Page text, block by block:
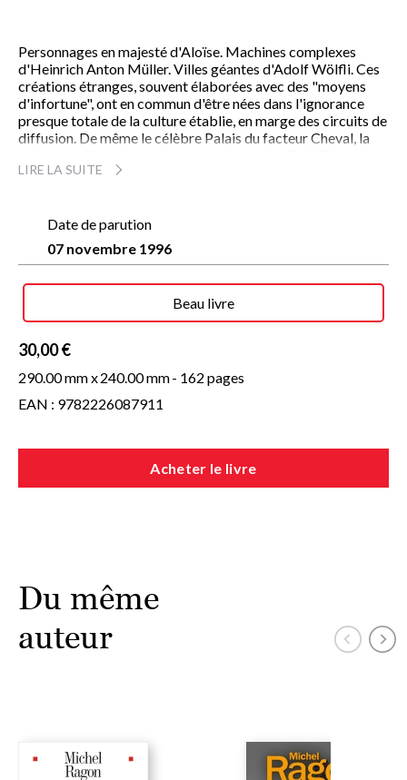
Personnages en majesté d'Aloïse. Machines complexes
d'Heinrich Anton Müller. Villes géantes d'Adolf Wölfli. Ces
créations étranges, souvent élaborées avec des "moyens
d'infortune", ont en commun d'être nées dans l'ignorance
presque totale de la culture établie, en marge des circuits de
diffusion. De même le célèbre Palais du facteur Cheval, la
sculptures du mystique Podesta ou les dessins du tonnelier
formule de Dubuffet qui les trouvait a interloquantes", ces
oeuvres fascinent aujourd'hui un nombre croissant
d'amateurs, de collectionneurs et d'artistes.
témoin privilégié des aventures et mésaventures de cet art
populaire auxquelles fut incidemment mêlé le grand artiste
Gaston Chaissac. AvecDu côté de l'Art brut, qui regroupe un
choix exceptionnel de ces oeuvres souvent méconnues, et
pour certaines inédites ou détruites, il nous conte l'histoire
hors normes de ces créateurs qui semblent nier l'Art, au sens
propre du terme, mais qui en réalité, le subliment.
LIRE LA SUITE
Date de parution
07 novembre 1996
Beau livre
30,00 €
290.00 mm x240.00 mm- 162 pages
EAN : 9782226087911
Acheter le livre
Du même
auteur